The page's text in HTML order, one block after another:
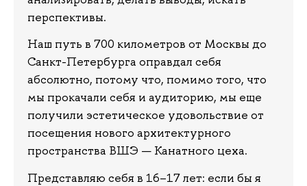
перспективы.
Наш путь в 700 километров от Москвы до
Санкт-Петербурга оправдал себя
абсолютно, потому что, помимо того, что
мы прокачали себя и аудиторию, мы еще
получили эстетическое удовольствие от
посещения нового архитектурного
пространства ВШЭ — Канатного цеха.
Представляю себя в 16–17 лет: если бы я